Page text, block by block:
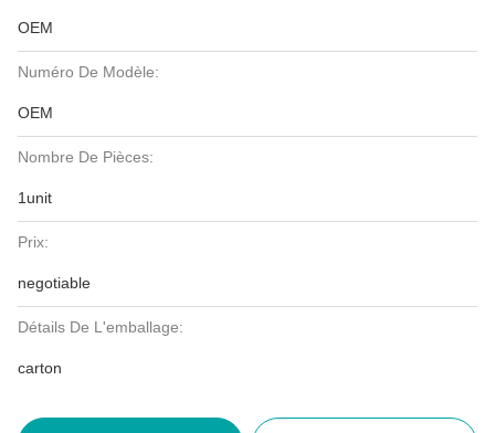
OEM
Numéro De Modèle:
OEM
Nombre De Pièces:
1unit
Prix:
negotiable
Détails De L'emballage:
carton